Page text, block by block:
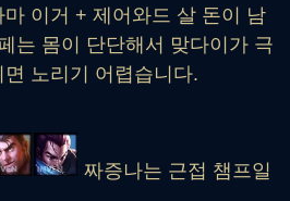
이거 + 제어와드 살 돈이 남
는 몸이 단단해서 맞다이가 극
노리기 어렵습니다.
짜증나는 근접 챔프일